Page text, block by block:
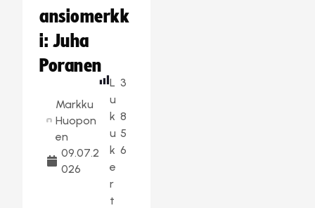
ansiomerkk
i: Juha
Poranen
Markku
Huopon
en
09.07.2
026
L
u
k
u
k
e
r
t
3
8
5
6